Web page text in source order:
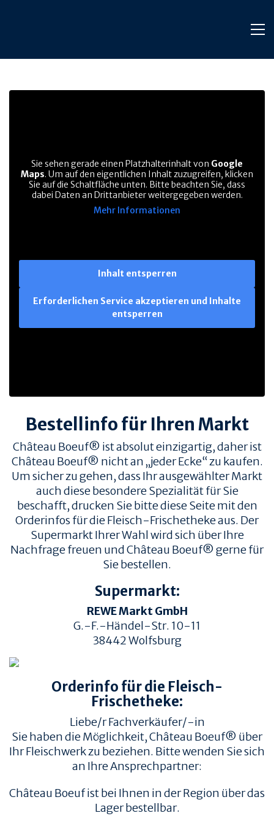
Sie sehen gerade einen Platzhalterinhalt von Google
Maps. Um auf den eigentlichen Inhalt zuzugreifen, klicken
Sie auf die Schaltfläche unten. Bitte beachten Sie, dass
dabei Daten an Drittanbieter weitergegeben werden.
Mehr Informationen
Inhalt entsperren
Erforderlichen Service akzeptieren und Inhalte
entsperren
Bestellinfo für Ihren Markt
Château Boeuf® ist absolut einzigartig, daher ist
Château Boeuf® nicht an „jeder Ecke“ zu kaufen.
Um sicher zu gehen, dass Ihr ausgewählter Markt
auch diese besondere Spezialität für Sie
beschafft, drucken Sie bitte diese Seite mit den
Orderinfos für die Fleisch-Frischetheke aus. Der
Supermarkt Ihrer Wahl wird sich über Ihre
Nachfrage freuen und Château Boeuf® gerne für
Sie bestellen.
Supermarkt:
REWE Markt GmbH
G.-F.-Händel-Str. 10-11
38442Wolfsburg
Orderinfo für die Fleisch-
Frischetheke:
Liebe/r Fachverkäufer/-in
Sie haben die Möglichkeit, Château Boeuf® über
Ihr Fleischwerk zu beziehen. Bitte wenden Sie sich
an Ihre Ansprechpartner:
Château Boeuf ist bei Ihnen in der Region über das
Lager bestellbar.
TIERWOHL &
HERKUNFT & HALTUNG
RINDERRASSEN
ZERTIFIZIERUNGEN
QUALITÄT &
RÜCKVERFOLGBARKEIT
ZUSCHNITTE
REZEPTE
REZEPTE
EMPFOHLENE SEITEN
INFORMATION